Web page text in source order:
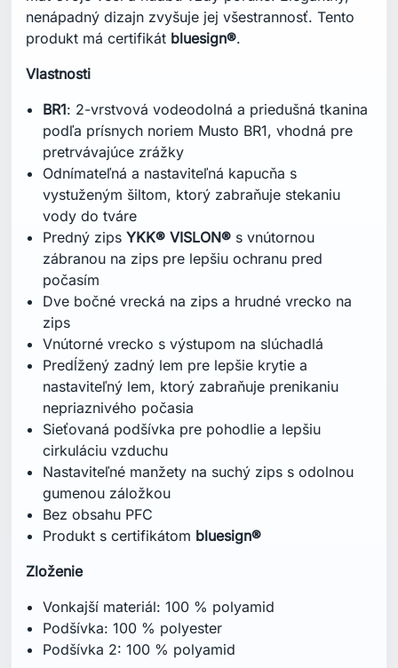
nenápadný dizajn zvyšuje jej všestrannosť. Tento
produkt má certifikát bluesign®.
Vlastnosti
BR1: 2-vrstvová vodeodolná a priedušná tkanina
podľa prísnych noriem Musto BR1, vhodná pre
pretrvávajúce zrážky
Odnímateľná a nastaviteľná kapucňa s
vystuženým šiltom, ktorý zabraňuje stekaniu
vody do tváre
Predný zipsYKK® VISLON® s vnútornou
zábranou na zips pre lepšiu ochranu pred
počasím
Dve bočné vrecká na zips a hrudné vrecko na
zips
Vnútorné vrecko s výstupom na slúchadlá
Predĺžený zadný lem pre lepšie krytie a
nastaviteľný lem, ktorý zabraňuje prenikaniu
nepriaznivého počasia
Sieťovaná podšívka pre pohodlie a lepšiu
cirkuláciu vzduchu
Nastaviteľné manžety na suchý zips s odolnou
gumenou záložkou
Bez obsahu PFC
Produkt s certifikátom bluesign®
Zloženie
Vonkajší materiál: 100 % polyamid
Podšívka: 100 % polyester
Podšívka 2: 100 % polyamid